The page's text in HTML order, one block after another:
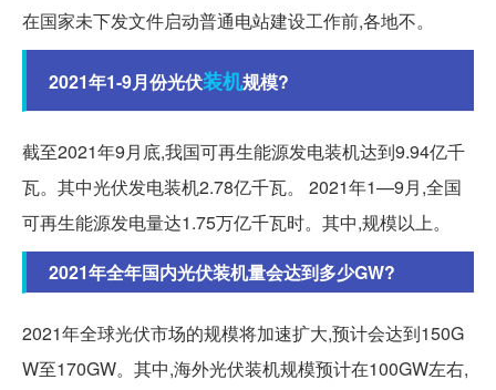
在国家未下发文件启动普通电站建设工作前,各地不。
2021年1-9月份光伏装机规模?
截至2021年9月底,我国可再生能源发电装机达到9.94亿千
瓦。其中光伏发电装机2.78亿千瓦。 2021年1—9月,全国
可再生能源发电量达1.75万亿千瓦时。其中,规模以上。
2021年全年国内光伏装机量会达到多少GW?
2021年全球光伏市场的规模将加速扩大,预计会达到150G
W至170GW。其中,海外光伏装机规模预计在100GW左右,